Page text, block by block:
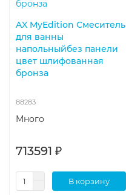
AX MyEdition Смеситель
для ванны
напольныйбез панели
цвет шлифованная
бронза
88283
Много
713591 ₽
В корзину